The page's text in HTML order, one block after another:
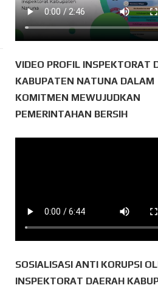
VIDEO PROFIL INSPEKTORAT
KABUPATEN NATUNA DALAM
KOMITMEN MEWUJUDKAN
PEMERINTAHAN BERSIH
SOSIALISASI ANTI KORUPSI
INSPEKTORAT DAERAH